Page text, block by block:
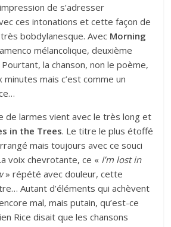
de s’adresser
ces intonations et cette façon de
bobdylanesque. Avec Morning
mélancolique, deuxième
la chanson, non le poème,
mais c’est comme un
de larmes vient avec le très long et
in the Trees. Le titre le plus étoffé
mais toujours avec ce souci
voix chevrotante, ce « I’m lost in
» répété avec douleur, cette
Autant d’éléments qui achèvent
mal, mais putain, qu’est-ce
Rice disait que les chansons